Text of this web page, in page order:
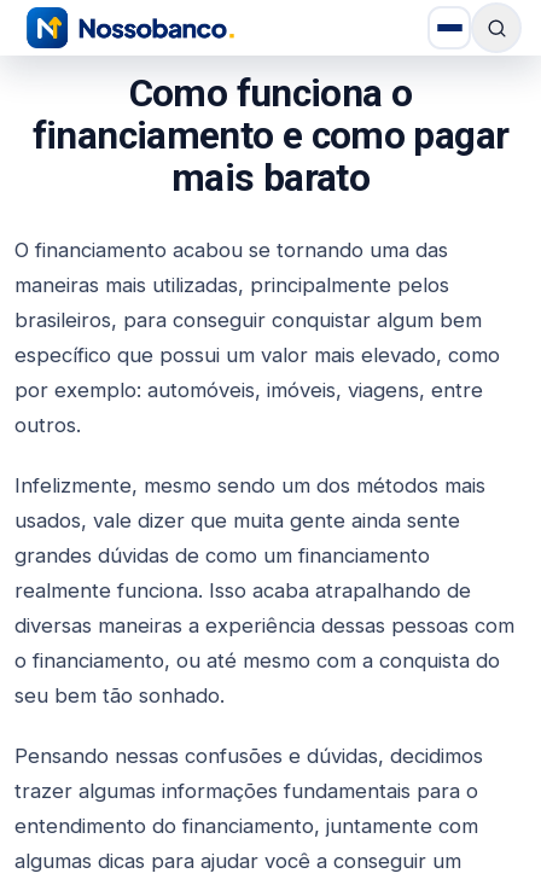
Como funciona o
financiamento e como pagar
mais barato
O financiamento acabou se tornando uma das
maneiras mais utilizadas, principalmente pelos
brasileiros, para conseguir conquistar algum bem
específico que possui um valor mais elevado, como
por exemplo: automóveis, imóveis, viagens, entre
outros.
Infelizmente, mesmo sendo um dos métodos mais
usados, vale dizer que muita gente ainda sente
grandes dúvidas de como um financiamento
realmente funciona. Isso acaba atrapalhando de
diversas maneiras a experiência dessas pessoas com
o financiamento, ou até mesmo com a conquista do
seu bem tão sonhado.
Pensando nessas confusões e dúvidas, decidimos
trazer algumas informações fundamentais para o
entendimento do financiamento, juntamente com
algumas dicas para ajudar você a conseguir um